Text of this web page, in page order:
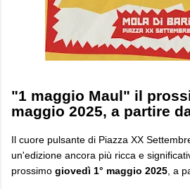
"1 maggio Maul" il
maggio 2025, a partire
Il cuore pulsante di Piazza XX
un'edizione ancora più ricca e
prossimo giovedì 1° maggio 2025 , a